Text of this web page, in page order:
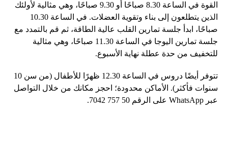
القوة في الساعة 8.30 صباحًا أو 9.30 صباحًا، وهي مثالية لأولئك
الذين يتطلعون إلى بناء وتقوية العضلات. في الساعة 10.30
صباحًا، ابدأ جلسة تمارين القلب عالية الطاقة، ثم قم بالتمدد مع
جلسة تمارين اليوجا في الساعة 11.30 صباحًا، وهي مثالية
للتخفيف من حدة عطلة نهاية الأسبوع.
تتوفر أيضًا دروس في الساعة 12.30 ظهرًا للأطفال (من سن 10
سنوات فأكثر). الأماكن محدودة؛ احجز مكانك من خلال التواصل
عبر WhatsApp على الرقم 50 757 7042.